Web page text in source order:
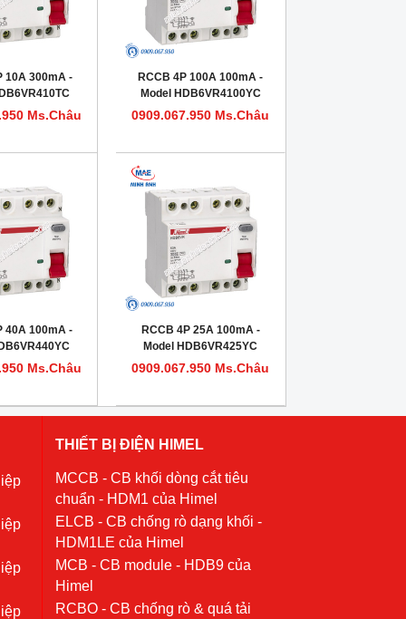
10A 300mA -
Ms.Châu
RCCB 4P 100A 100mA -
Model HDB6VR4100YC
0909.067.950 Ms.Châu
40A 100mA -
Ms.Châu
RCCB 4P 25A 100mA -
Model HDB6VR425YC
0909.067.950 Ms.Châu
THIẾT BỊ ĐIỆN HIMEL
MCCB - CB khối dòng cắt tiêu
chuẩn - HDM1 của Himel
ELCB - CB chống rò dạng khối -
HDM1LE của Himel
MCB - CB module - HDB9 của
Himel
RCBO - CB chống rò & quá tải